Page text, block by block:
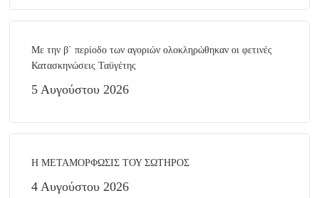
Με την β΄ περίοδο των αγοριών ολοκληρώθηκαν οι φετινές
Κατασκηνώσεις Ταϋγέτης
5 Αυγούστου 2026
Η ΜΕΤΑΜΟΡΦΩΣΙΣ ΤΟΥ ΣΩΤΗΡΟΣ
4 Αυγούστου 2026